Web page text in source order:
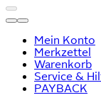
Mein Konto
Merkzettel
Warenkorb
Service &
PAYBACK